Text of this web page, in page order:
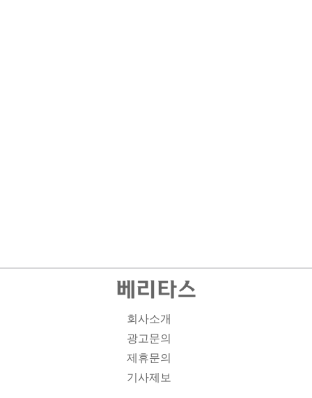
회사소개
광고문의
제휴문의
기사제보